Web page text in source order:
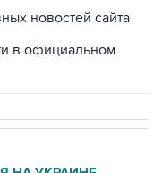
новостей сайта
в официальном